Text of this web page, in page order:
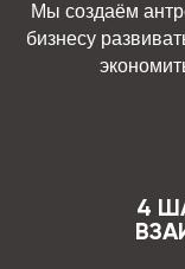
Мы создаём
бизнесу
4